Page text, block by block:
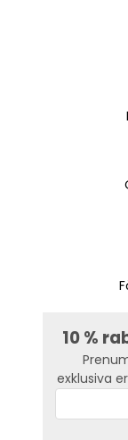
10 %
exklusiva